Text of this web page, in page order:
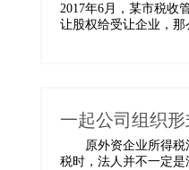
2017年6月，某市税收
让股权给受让企业，
一起公司组织
原外资企业所得税法
税时，法人并不一定